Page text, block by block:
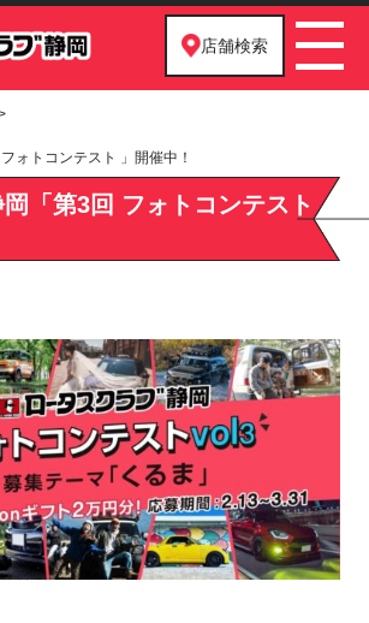
店舗検索
ォトコンテスト 」開催中！
「第3回 フォトコンテスト